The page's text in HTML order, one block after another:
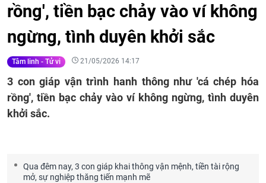
rồng', tiền bạc chảy vào ví không
ngừng, tình duyên khởi sắc
Tâm linh - Tử vi 21/05/2026 14:17
3 con giáp vận trình hanh thông như 'cá chép hóa
rồng', tiền bạc chảy vào ví không ngừng, tình duyên
khởi sắc.
Qua đêm nay, 3 con giáp khai thông vận mệnh, tiền tài rộng
mở, sự nghiệp thăng tiến mạnh mẽ